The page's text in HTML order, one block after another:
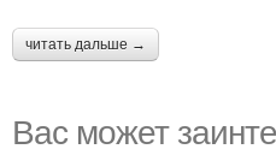
читать дальше →
Вас может